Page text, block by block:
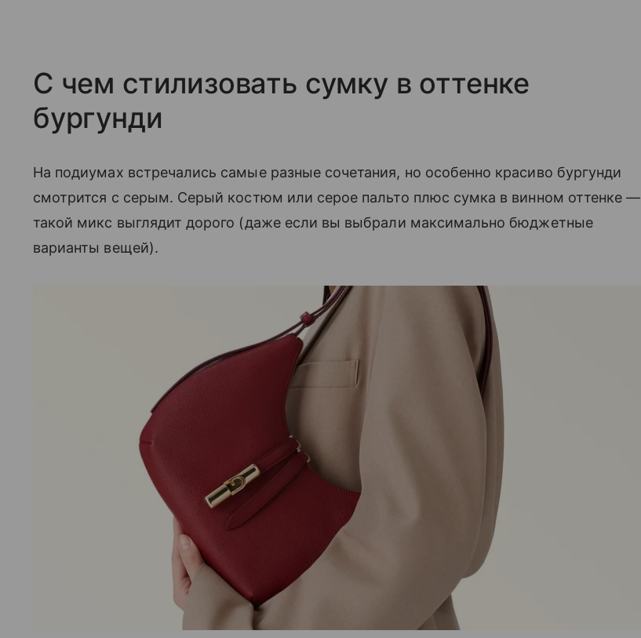
С чем стилизовать сумку в оттенке
бургунди
На подиумах встречались самые разные сочетания, но особенно красиво бургунди
смотрится с серым. Серый костюм или серое пальто плюс сумка в винном оттенке —
такой микс выглядит дорого (даже если вы выбрали максимально бюджетные
варианты вещей).